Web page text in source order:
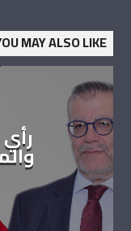
MAY ALSO LIKE
رأي